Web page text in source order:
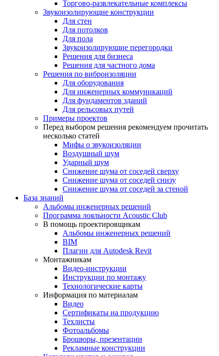
Торгово-развлекательные комплексы
Звукоизолирующие конструкции
Для стен
Для потолков
Для пола
Звукоизолирующие перегородки
Решения для бизнеса
Решения для частного дома
Решения по виброизоляции
Для оборудования
Для инженерных коммуникаций
Для фундаментов зданий
Для рельсовых путей
Примеры проектов
Перед выбором решения рекомендуем прочитать
несколько статей
Мифы о звукоизоляции
Воздушный шум
Ударный шум
Снижение шума от соседей сверху
Снижение шума от соседей снизу
Снижение шума от соседей за стеной
База знаний
Альбомы инженерных решений
Программа лояльности Acoustic Club
В помощь проектировщикам
Альбомы инженерных решений
BIM
Плагин для Autodesk Revit
Монтажникам
Видео-инструкции
Инструкции по монтажу
Технологические карты
Информация по материалам
Видео
Сертификаты на продукцию
Техлисты
Фотоальбомы
Брошюры, презентации
Рекламные конструкции